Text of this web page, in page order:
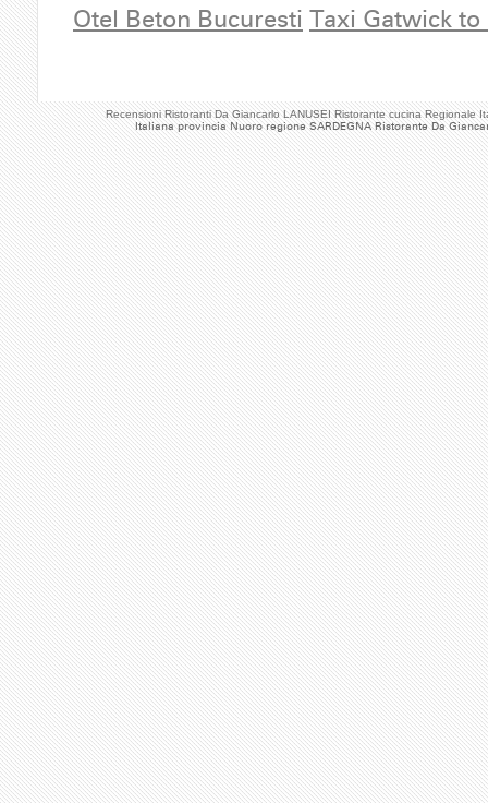
Recensioni Ristoranti Da Giancarlo LANUSEI Ristorante cucina Regionale
Italiana provincia Nuoro regione SARDEGNA Ristorante Da
Otel Beton Bucuresti Taxi Gatwick to